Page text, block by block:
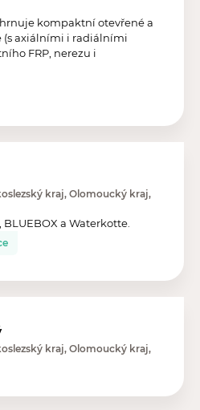
kompaktní otevřené a
(s axiálními i radiálními
FRP, nerezu i
kraj, Olomoucký kraj,
BLUEBOX a Waterkotte.
kraj, Olomoucký kraj,